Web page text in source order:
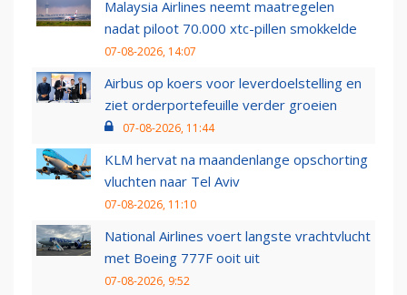
Malaysia Airlines neemt maatregelen
nadat piloot 70.000 xtc-pillen smokkelde
07-08-2026, 14:07
Airbus op koers voor leverdoelstelling en
ziet orderportefeuille verder groeien
07-08-2026, 11:44
KLM hervat na maandenlange opschorting
vluchten naar Tel Aviv
07-08-2026, 11:10
National Airlines voert langste vrachtvlucht
met Boeing 777F ooit uit
07-08-2026, 9:52